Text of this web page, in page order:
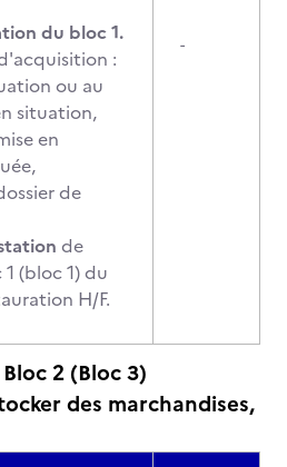
du bloc 1.
:
ou au
situation,
en
de
de
(bloc 1) du
H/F.
-
2 (Bloc 3)
des marchandises,